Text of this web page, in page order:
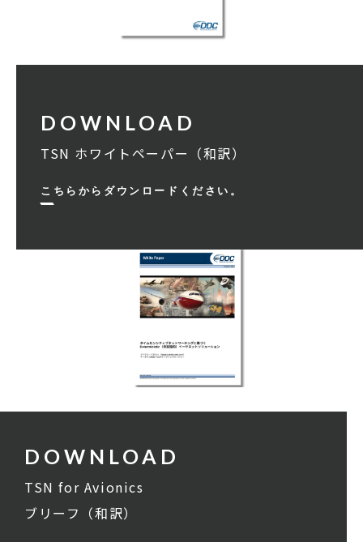
TSN ホワイトペーパー（和訳）
こちらからダウンロードください。
TSN for Avionics
ブリーフ（和訳）